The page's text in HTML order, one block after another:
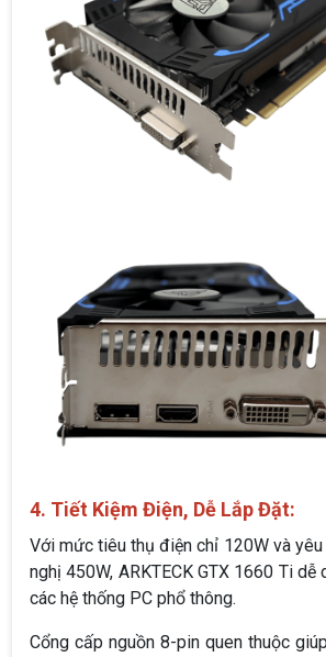
4. Tiết Kiệm Điện, Dễ Lắp Đặt:
Với mức tiêu thụ điện chỉ 120W và yêu
nghị 450W, ARKTECK GTX 1660 Ti
các hệ thống PC phổ thông.
Cổng cấp nguồn 8-pin quen thuộc